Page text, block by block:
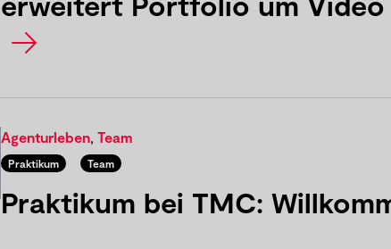
Agenturleben ,Team
Praktikum Team
Praktikum bei TMC: